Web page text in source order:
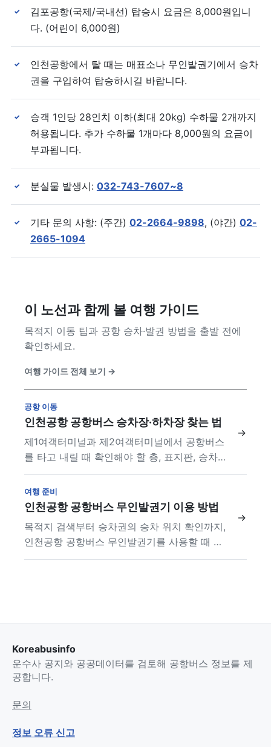
✓
김포공항(국제/국내선) 탑승시 요금은 8,000원입니
다. (어린이 6,000원)
✓
인천공항에서 탈 때는 매표소나 무인발권기에서 승차
권을 구입하여 탑승하시길 바랍니다.
✓
승객 1인당 28인치 이하(최대 20kg) 수하물 2개까지
허용됩니다. 추가 수하물 1개마다 8,000원의 요금이
부과됩니다.
✓ 분실물 발생시: 032-743-7607~8
✓ 기타 문의 사항: (주간) 02-2664-9898, (야간) 02-
2665-1094
이 노선과 함께 볼 여행 가이드
목적지 이동 팁과 공항 승차·발권 방법을 출발 전에
확인하세요.
여행 가이드 전체 보기 →
공항 이동
인천공항 공항버스 승차장·하차장 찾는 법
제1여객터미널과 제2여객터미널에서 공항버스
를 타고 내릴 때 확인해야 할 층, 표지판, 승차권
정보를 정리했습니다.
→
여행 준비
인천공항 공항버스 무인발권기 이용 방법
목적지 검색부터 승차권의 승차 위치 확인까지,
인천공항 공항버스 무인발권기를 사용할 때 필
요한 순서를 안내합니다.
→
Koreabusinfo
운수사 공지와 공공데이터를 검토해 공항버스 정보를 제
공합니다.
문의
정보 오류 신고